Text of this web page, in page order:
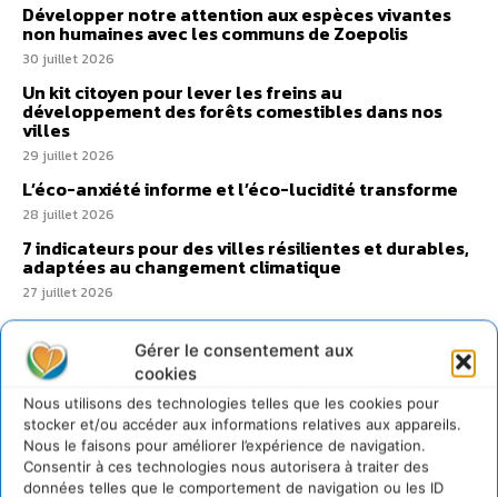
Gérer le consentement aux
cookies
Nous utilisons des technologies telles que les cookies pour
stocker et/ou accéder aux informations relatives aux appareils.
Nous le faisons pour améliorer l’expérience de navigation.
Consentir à ces technologies nous autorisera à traiter des
données telles que le comportement de navigation ou les ID
Développer notre attention aux espèces vivantes
non humaines avec les communs de Zoepolis
30 juillet 2026
Un kit citoyen pour lever les freins au
développement des forêts comestibles dans nos
villes
29 juillet 2026
L’éco-anxiété informe et l’éco-lucidité transforme
28 juillet 2026
7 indicateurs pour des villes résilientes et durables,
adaptées au changement climatique
27 juillet 2026